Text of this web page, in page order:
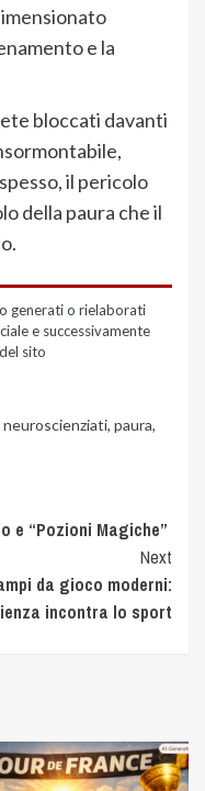
e la
bloccati davanti
il pericolo
della paura che il
generati o rielaborati
e successivamente
sito
neuroscienziati, paura,
e “Pozioni Magiche”
Next
da gioco moderni:
incontra lo sport